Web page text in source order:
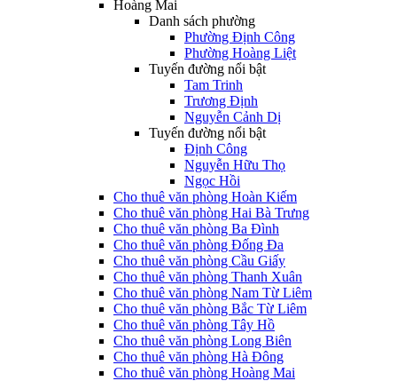
Hoàng Mai
Danh sách phường
Phường Định Công
Phường Hoàng Liệt
Tuyến đường nổi bật
Tam Trinh
Trương Định
Nguyễn Cảnh Dị
Tuyến đường nổi bật
Định Công
Nguyễn Hữu Thọ
Ngọc Hồi
Cho thuê văn phòng Hoàn Kiếm
Cho thuê văn phòng Hai Bà Trưng
Cho thuê văn phòng Ba Đình
Cho thuê văn phòng Đống Đa
Cho thuê văn phòng Cầu Giấy
Cho thuê văn phòng Thanh Xuân
Cho thuê văn phòng Nam Từ Liêm
Cho thuê văn phòng Bắc Từ Liêm
Cho thuê văn phòng Tây Hồ
Cho thuê văn phòng Long Biên
Cho thuê văn phòng Hà Đông
Cho thuê văn phòng Hoàng Mai